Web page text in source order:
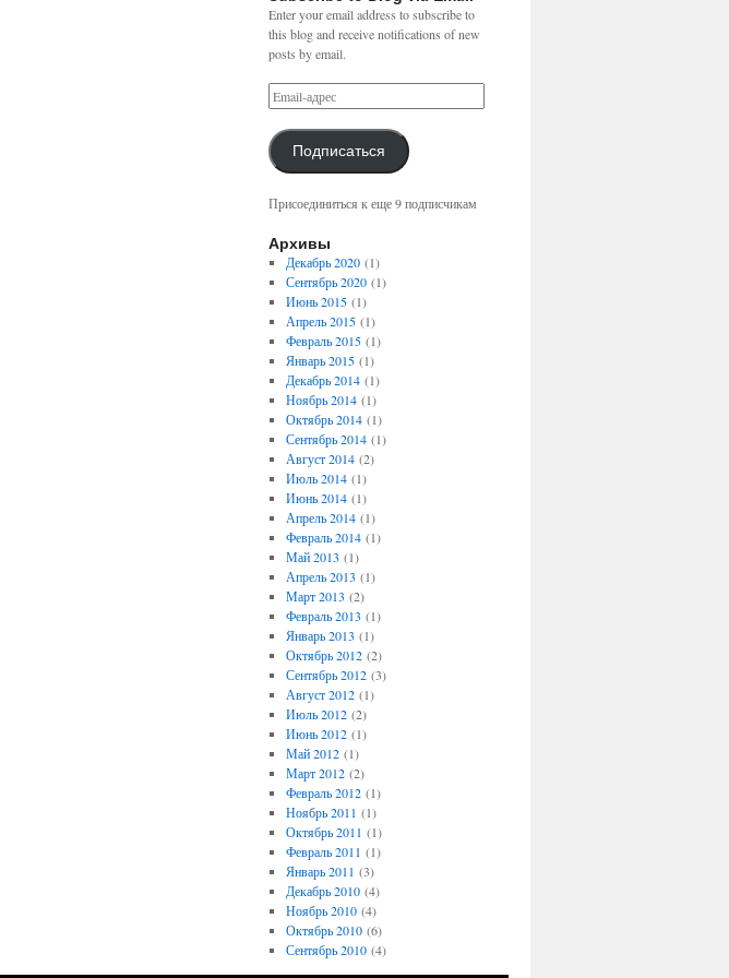
Enter your email address to subscribe to
this blog and receive notifications of new
posts by email.
Подписаться
Присоединиться к еще 9 подписчикам
Архивы
Декабрь 2020(1)
Сентябрь 2020(1)
Июнь 2015(1)
Апрель 2015(1)
Февраль 2015(1)
Январь 2015(1)
Декабрь 2014(1)
Ноябрь 2014(1)
Октябрь 2014(1)
Сентябрь 2014(1)
Август 2014(2)
Июль 2014(1)
Июнь 2014(1)
Апрель 2014(1)
Февраль 2014(1)
Май 2013 (1)
Апрель 2013 (1)
Март 2013 (2)
Февраль 2013 (1)
Январь 2013 (1)
Октябрь 2012(2)
Сентябрь 2012(3)
Август 2012(1)
Июль 2012(2)
Июнь 2012(1)
Май 2012(1)
Март 2012(2)
Февраль 2012(1)
Ноябрь 2011 (1)
Октябрь 2011 (1)
Февраль 2011 (1)
Январь 2011 (3)
Декабрь 2010(4)
Ноябрь 2010(4)
Октябрь 2010(6)
Сентябрь 2010(4)